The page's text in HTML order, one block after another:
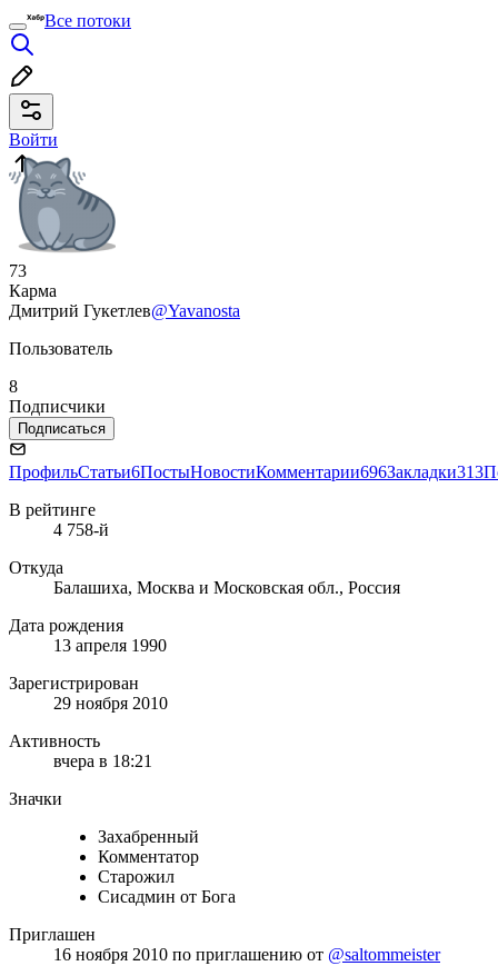
Все потоки
Войти
73
Карма
Дмитрий Гукетлев@Yavanosta
Пользователь
8
Подписчики
Подписаться
ПрофильСтатьи6ПостыНовостиКомментарии696Закладки313
В рейтинге
4 758-й
Откуда
Балашиха, Москва и Московская обл., Россия
Дата рождения
13 апреля 1990
Зарегистрирован
29 ноября 2010
Активность
вчера в 18:21
Значки
Захабренный
Комментатор
Старожил
Сисадмин от Бога
Приглашен
16 ноября 2010 по приглашению от @saltommeister